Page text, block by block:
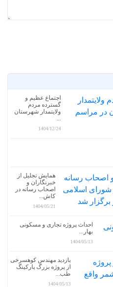
اجتماع عظیم و
گسترده مردم
ولایتمدار شهرستان
...
1404/12/24
همایش تجلیل از
خبرنگاران و
اصحاب رسانه در
کاش...
1404/05/21
احداث پروژه تجاری و مسکونی
بهار...
1404/05/13
بازدید مهندس کوهسرخی
از پروژه بزرگ پارکینگ
طب...
1404/05/13